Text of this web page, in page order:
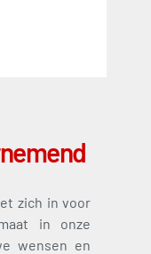
zich in voor
in onze
wensen en